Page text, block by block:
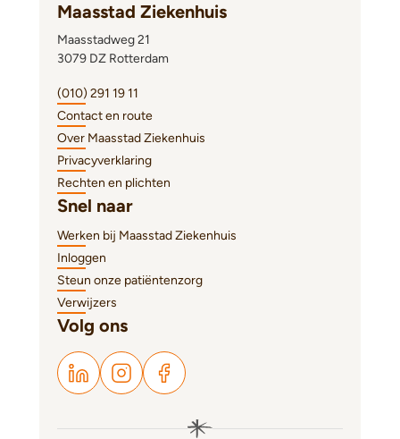
Maasstad Ziekenhuis
Maasstadweg 21
3079 DZ Rotterdam
(010) 291 19 11
Contact en route
Over Maasstad Ziekenhuis
Privacyverklaring
Rechten en plichten
Snel naar
Werken bij Maasstad Ziekenhuis
Inloggen
Steun onze patiëntenzorg
Verwijzers
Volg ons